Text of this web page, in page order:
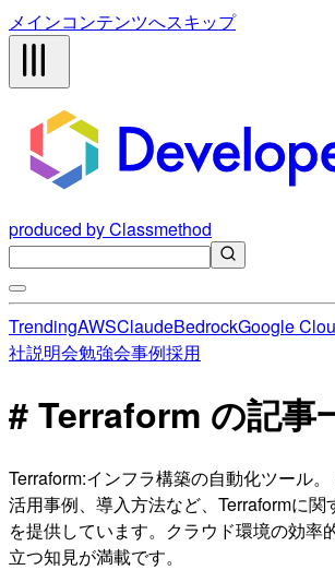
メインコンテンツへスキップ
produced by Classmethod
TrendingAWSClaudeBedrockGoogle
社説明会勉強会事例採用
# Terraform の記事
Terraform:インフラ構築の自動化ツール
活用事例、導入方法など、Terraformに関
を提供しています。クラウド環境の効率
立つ知見が満載です。